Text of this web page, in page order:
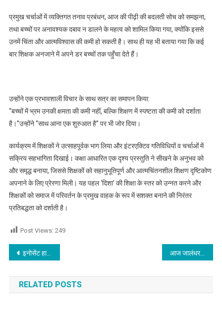
प्रमुख चर्चाओं में व्यक्तिगत तनाव प्रबंधन, आज की पीढ़ी की बदलती सोच को समझना,
तथा बच्चों पर अनावश्यक दबाव न डालने के महत्व को शामिल किया गया, क्योंकि इससे
उनमें चिंता और आत्मविश्वास की कमी हो सकती है। साथ ही यह भी बताया गया कि कई
बार शिक्षक अनजाने में अपने डर बच्चों तक पहुँचा देते हैं।
उन्होंने एक प्रभावशाली विचार के साथ सत्र का समापन किया:
“बच्चों में भ्रम उनकी क्षमता की कमी नहीं, बल्कि शिक्षण में स्पष्टता की कमी को दर्शाता
है।”उन्होंने “साथ आना एक शुरुआत है” पर भी जोर दिया।
कार्यक्रम में शिक्षकों ने उत्साहपूर्वक भाग लिया और इंटरएक्टिव गतिविधियों व चर्चाओं में
सक्रिय सहभागिता दिखाई। कक्षा आधारित एक दृश्य प्रस्तुति ने सीखने के अनुभव को
और समृद्ध बनाया, जिससे शिक्षकों को सहानुभूतिपूर्ण और आत्मचिंतनशील शिक्षण दृष्टिकोण
अपनाने के लिए प्रेरणा मिली। यह पहल ‘दिशा’ की शिक्षा के स्तर को उन्नत करने और
शिक्षकों को समाज में परिवर्तन के प्रमुख वाहक के रूप में सशक्त बनाने की निरंतर
प्रतिबद्धता को दर्शाती है।
Post Views: 249
Post navigation
इनोसेंट हार्ट्स ग्रुप ऑफ़ इंस्टीट्यूशंस, लोहारां के विद्यार्थियों ने विश्वविद्यालय परीक्षाओं में शानदार प्रदर्शन कर संस्थान का नाम किया रोशन आज जालंधर के इन इलाकों में 7 घंटे रहेगी बिजली बंद
RELATED POSTS